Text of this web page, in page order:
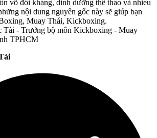
võ đối kháng, dinh dưỡng thể thao và nhiều
nội dung nguyên gốc này sẽ giúp bạn
Muay Thái, Kickboxing.